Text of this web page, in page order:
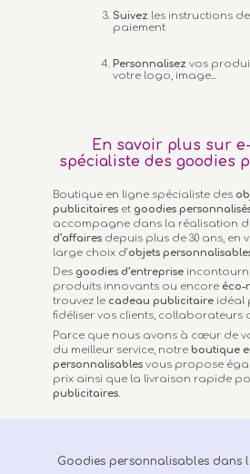
Suivez les instructions de
paiement
Personnalisez vos
votre logo, image...
En savoir plus sur
spécialiste des goodies
Boutique en ligne spécialiste des
publicitaires et goodies
accompagne dans la réalisation
d’affaires depuis plus de 30 ans,
large choix d’objets
Des goodies d’entreprise
produits innovants ou encore éco-
trouvez le cadeau publicitaire idéal
fidéliser vos clients, collaborateurs
Parce que nous avons à cœur de
du meilleur service, notreboutique
personnalisables vous propose
prix ainsi que la livraison rapide
publicitaires.
Goodies personnalisables dans